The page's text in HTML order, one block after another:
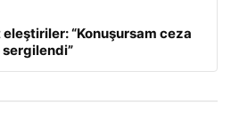
eleştiriler: “Konuşursam ceza